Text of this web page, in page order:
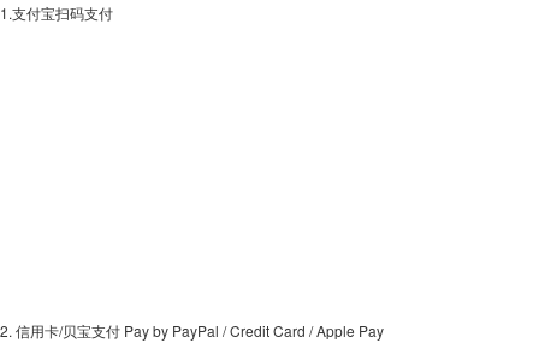
1.支付宝扫码支付
2. 信用卡/贝宝支付 Pay by PayPal / Credit Card / Apple Pay